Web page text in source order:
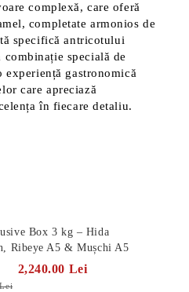
complexă, care oferă
completate armonios de
specifică antricotului
combinație specială de
experiență gastronomică
care apreciază
în fiecare detaliu.
Box 3 kg – Hida
Ribeye A5 & Mușchi A5
2,240.00 Lei